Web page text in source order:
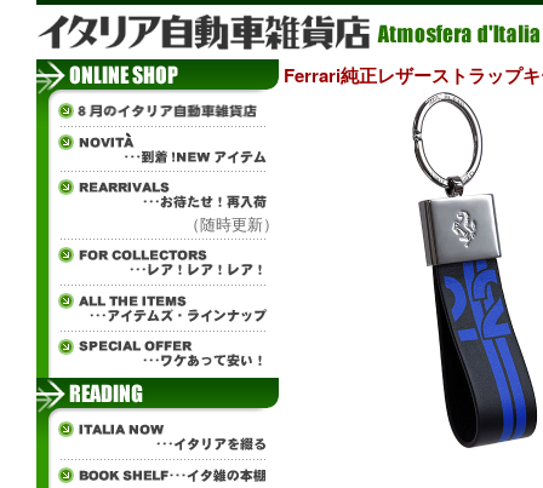
（随時更新）
Ferrari純正レザーストラップ